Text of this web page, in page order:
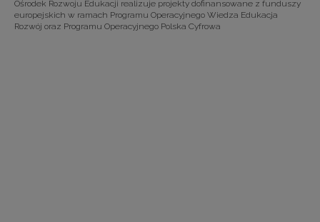
Ośrodek Rozwoju Edukacji realizuje projekty dofinansowane z funduszy
europejskich w ramach Programu Operacyjnego Wiedza Edukacja
Rozwój oraz Programu Operacyjnego Polska Cyfrowa